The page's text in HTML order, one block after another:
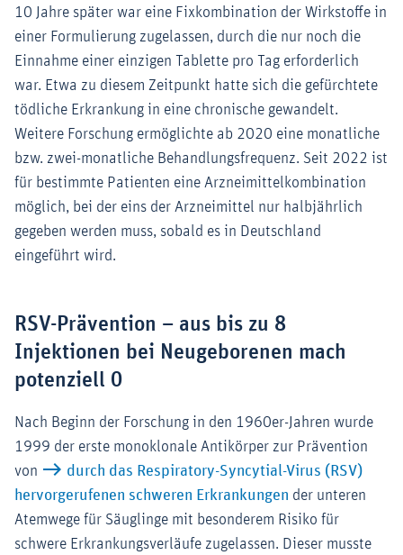
10 Jahre später war eine Fixkombination der Wirkstoffe in
einer Formulierung zugelassen, durch die nur noch die
Einnahme einer einzigen Tablette pro Tag erforderlich
war. Etwa zu diesem Zeitpunkt hatte sich die gefürchtete
tödliche Erkrankung in eine chronische gewandelt.
Weitere Forschung ermöglichte ab 2020 eine monatliche
bzw. zwei-monatliche Behandlungsfrequenz. Seit 2022 ist
für bestimmte Patienten eine Arzneimittelkombination
möglich, bei der eins der Arzneimittel nur halbjährlich
gegeben werden muss, sobald es in Deutschland
eingeführt wird.
RSV-Prävention – aus bis zu 8
Injektionen bei Neugeborenen mach
potenziell 0
Nach Beginn der Forschung in den 1960er-Jahren wurde
1999 der erste monoklonale Antikörper zur Prävention
von
durch das Respiratory-Syncytial-Virus (RSV)
hervorgerufenen schweren Erkrankungen der unteren
Atemwege für Säuglinge mit besonderem Risiko für
schwere Erkrankungsverläufe zugelassen. Dieser musste